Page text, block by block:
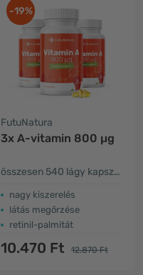
-19%
FutuNatura
3x A-vitamin 800 µg
összesen 540 lágy kapszula
nagy kiszerelés
látás megőrzése
retinil-palmitát
10.470 Ft 12.870 Ft